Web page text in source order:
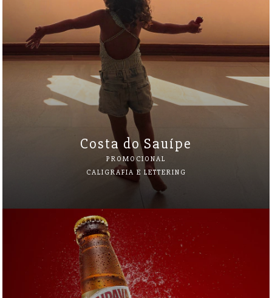
Costa do Sauípe
PROMOCIONAL
CALIGRAFIA E LETTERING